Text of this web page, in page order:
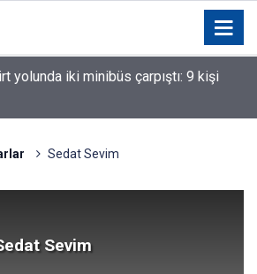
yolunda iki minibüs çarpıştı: 9 kişi
Sedat Sevim
Sevim